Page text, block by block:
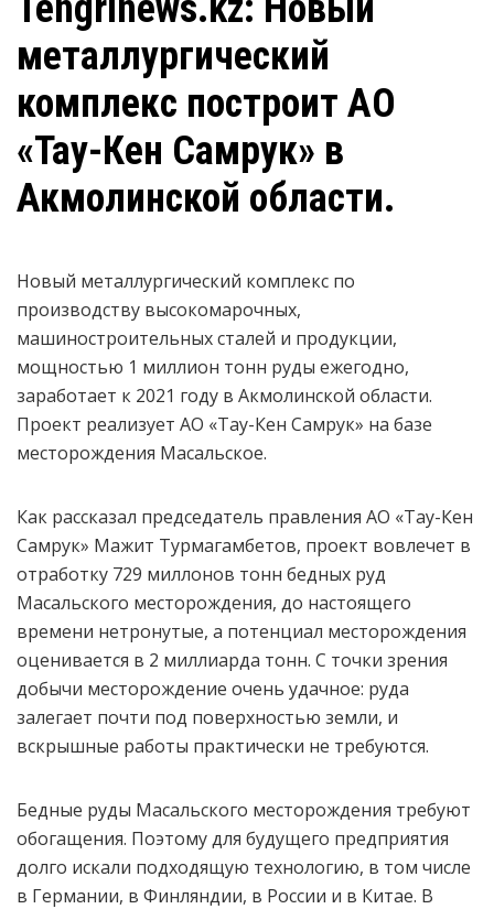
металлургический
комплекс построит АО
«Тау-Кен Самрук» в
Акмолинской области.
Новый металлургический комплекс по
производству высокомарочных,
машиностроительных сталей и продукции,
мощностью 1 миллион тонн руды ежегодно,
заработает к 2021 году в Акмолинской области.
Проект реализует АО «Тау-Кен Самрук» на базе
месторождения Масальское.
Как рассказал председатель правления АО «Тау-Кен
Самрук» Мажит Турмагамбетов, проект вовлечет в
отработку 729 миллонов тонн бедных руд
Масальского месторождения, до настоящего
времени нетронутые, а потенциал месторождения
оценивается в 2 миллиарда тонн. С точки зрения
добычи месторождение очень удачное: руда
залегает почти под поверхностью земли, и
вскрышные работы практически не требуются.
Бедные руды Масальского месторождения требуют
обогащения. Поэтому для будущего предприятия
долго искали подходящую технологию, в том числе
в Германии, в Финляндии, в России и в Китае. В